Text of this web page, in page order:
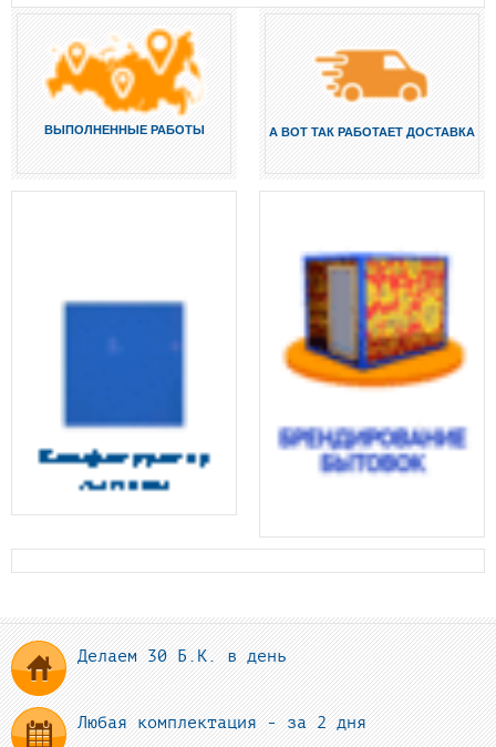
ВЫПОЛНЕННЫЕ РАБОТЫ А ВОТ ТАК РАБОТАЕТ ДОСТАВКА
Делаем 30 Б.К. в день
Любая комплектация - за 2 дня